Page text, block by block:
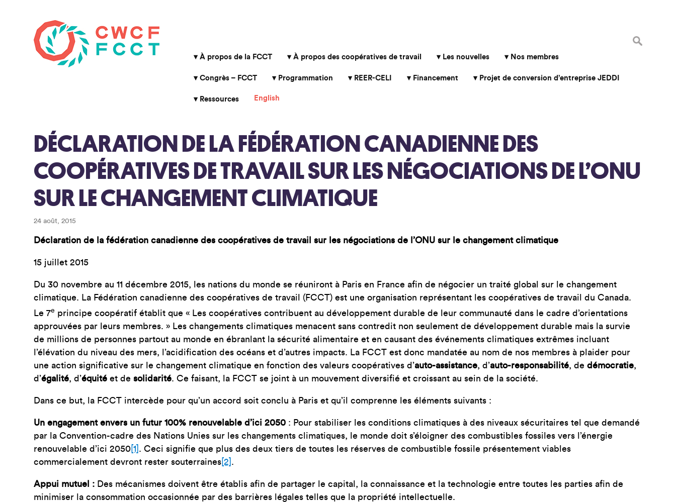
Rechercher
À propos de la FCCT À propos des coopératives de travail Les nouvelles Nos membres
Congrès – FCCT Programmation REER-CELI Financement Projet de conversion d’entreprise JEDDI
Ressources English
DÉCLARATION DE LA FÉDÉRATION CANADIENNE DES
COOPÉRATIVES DE TRAVAIL SUR LES NÉGOCIATIONS DE L’ONU
SUR LE CHANGEMENT CLIMATIQUE
24 août, 2015
Déclaration de la fédération canadienne des coopératives de travail sur les négociations de l’ONU sur le changement climatique
15 juillet 2015
Du 30 novembre au 11 décembre 2015, les nations du monde se réuniront à Paris en France afin de négocier un traité global sur le changement
climatique. La Fédération canadienne des coopératives de travail (FCCT) est une organisation représentant les coopératives de travail du Canada.
Le 7e principe coopératif établit que « Les coopératives contribuent au développement durable de leur communauté dans le cadre d’orientations
approuvées par leurs membres. » Les changements climatiques menacent sans contredit non seulement de développement durable mais la survie
de millions de personnes partout au monde en ébranlant la sécurité alimentaire et en causant des événements climatiques extrêmes incluant
l’élévation du niveau des mers, l’acidification des océans et d’autres impacts. La FCCT est donc mandatée au nom de nos membres à plaider pour
une action significative sur le changement climatique en fonction des valeurs coopératives d’auto-assistance, d’auto-responsabilité, dedémocratie,
d’égalité, d’équité et desolidarité. Ce faisant, la FCCT se joint à un mouvement diversifié et croissant au sein de la société.
Dans ce but, la FCCT intercède pour qu’un accord soit conclu à Paris et qu’il comprenne les éléments suivants :
Un engagement envers un futur 100% renouvelable d’ici 2050 : Pour stabiliser les conditions climatiques à des niveaux sécuritaires tel que demandé
par la Convention-cadre des Nations Unies sur les changements climatiques, le monde doit s’éloigner des combustibles fossiles vers l’énergie
renouvelable d’ici 2050 [1] . Ceci signifie que plus des deux tiers de toutes les réserves de combustible fossile présentement viables
commercialement devront rester souterraines [2] .
Appui mutuel : Des mécanismes doivent être établis afin de partager le capital, la connaissance et la technologie entre toutes les parties afin de
minimiser la consommation occasionnée par des barrières légales telles que la propriété intellectuelle.